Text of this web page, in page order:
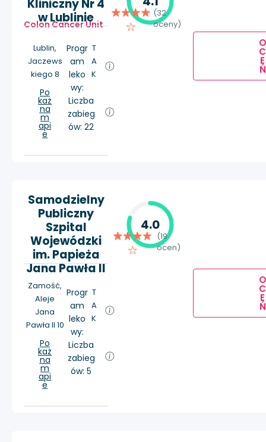
Kliniczny Nr 4
w Lublinie
Colon Cancer Unit
Lublin,
Jaczews
kiego 8
Po
każ
na
m
api
e
Progr
am
leko
wy:
T
A
K
Liczba
zabieg
ów: 22
(32
oceny)
O
C
E
Ń
Samodzielny
Publiczny
Szpital
Wojewódzki
im. Papieża
Jana Pawła II
Zamość,
Aleje
Jana
Pawła II 10
Po
każ
na
m
api
e
Progr
am
leko
wy:
T
A
K
Liczba
zabieg
ów: 5
4.0
(19
ocen)
O
C
E
Ń